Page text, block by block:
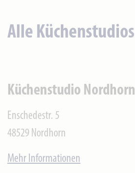
Alle Küchenstudios
Küchenstudio Nordhorn
Enschedestr. 5
48529 Nordhorn
Mehr Informationen